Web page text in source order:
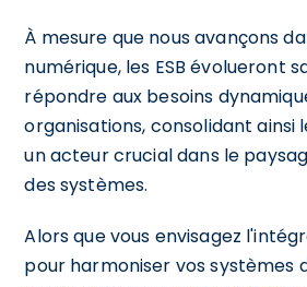
À mesure que nous avançons
numérique, les ESB évolueront
répondre aux besoins
organisations, consolidant ainsi
un acteur crucial dans le
des systèmes.
Alors que vous envisagez
pour harmoniser vos systèmes